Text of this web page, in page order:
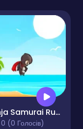
Ninja Samurai Runner Online
0 (0 Голосів)